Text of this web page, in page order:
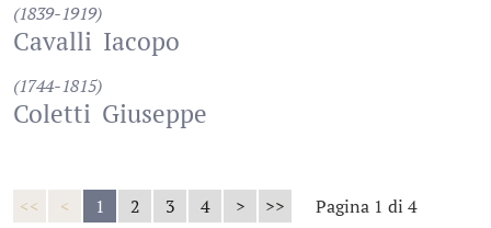
(1839-1919)
Cavalli Iacopo
(1744-1815)
Coletti Giuseppe
<< < 1 2 3 4 > >> Pagina 1 di 4